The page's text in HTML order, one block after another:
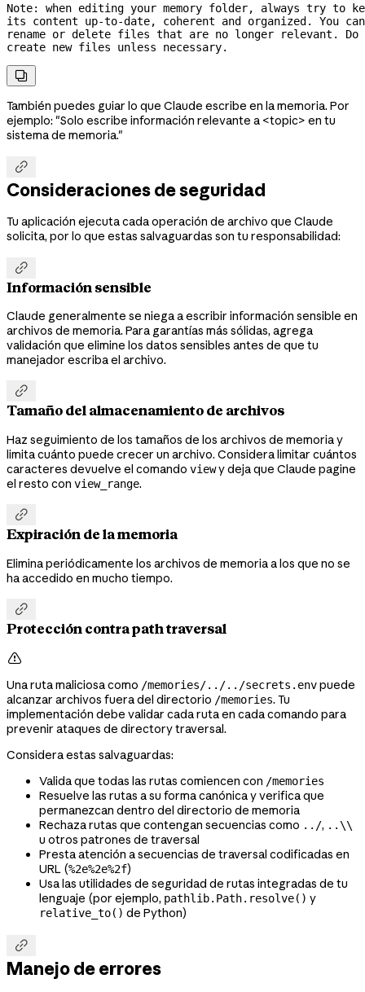
Note: when editing your memory folder, always try to
its content up-to-date,
coherent and organized. You can
rename or delete files that are no longer relevant. Do
create new files unless necessary.

También puedes guiar lo que Claude escribe en la memoria. Por
ejemplo: "Solo escribe información relevante a <topic> en tu
sistema de memoria."

Consideraciones de seguridad
Tu aplicación ejecuta cada operación de archivo que Claude
solicita, por lo que estas salvaguardas son tu responsabilidad:

Información sensible
Claude generalmente se niega a escribir información sensible en
archivos de memoria. Para garantías más sólidas, agrega
validación que elimine los datos sensibles antes de que tu
manejador escriba el archivo.

Tamaño del almacenamiento de archivos
Haz seguimiento de los tamaños de los archivos de memoria y
limita cuánto puede crecer un archivo. Considera limitar cuántos
caracteres devuelve el comando viewy deja que Claude pagine
el resto con view_range.

Expiración de la memoria
Elimina periódicamente los archivos de memoria a los que no se
ha accedido en mucho tiempo.

Protección contra path traversal

Una ruta maliciosa como /memories/../../secrets.envpuede
alcanzar archivos fuera del directorio /memories. Tu
implementación debe validar cada ruta en cada comando para
prevenir ataques de directory traversal.
Considera estas salvaguardas:
Valida que todas las rutas comiencen con /memories
Resuelve las rutas a su forma canónica y verifica que
permanezcan dentro del directorio de memoria
Rechaza rutas que contengan secuencias como ../, ..\\
u otros patrones de traversal
Presta atención a secuencias de traversal codificadas en
URL (%2e%2e%2f)
Usa las utilidades de seguridad de rutas integradas de tu
lenguaje (por ejemplo, pathlib.Path.resolve() y
relative_to() de Python)

Manejo de errores